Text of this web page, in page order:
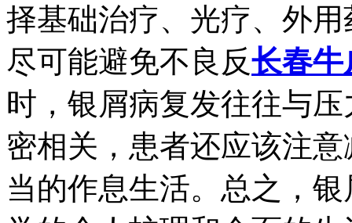
择基础治疗、光疗、外
尽可能避免不良反长春牛
时，银屑病复发往往与
密相关，患者还应该注
当的作息生活。总之，